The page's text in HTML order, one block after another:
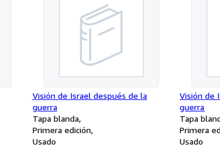
Visión de Israel después de la
guerra
Tapa blanda
Primera edición
Usado
Visión de
guerra
Tapa
Primera
Usado